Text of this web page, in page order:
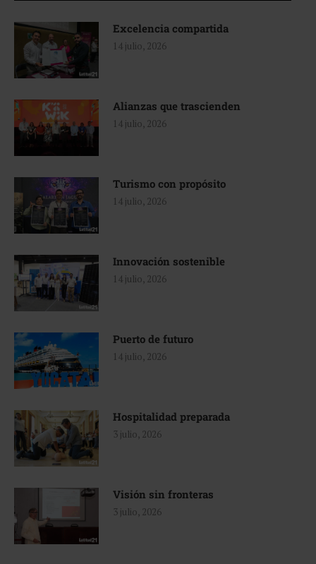
Excelencia compartida
14 julio, 2026
Alianzas que trascienden
14 julio, 2026
Turismo con propósito
14 julio, 2026
Innovación sostenible
14 julio, 2026
Puerto de futuro
14 julio, 2026
Hospitalidad preparada
3 julio, 2026
Visión sin fronteras
3 julio, 2026